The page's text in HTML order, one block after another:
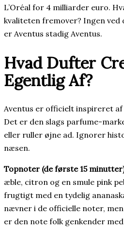
L’Oréal for 4 milliarder euro.
kvaliteten fremover? Ingen ved
er Aventus stadig Aventus.
Hvad Dufter
Egentlig Af?
Aventus er officielt inspireret
Det er den slags parfume-
eller ruller øjne ad. Ignorer
næsen.
Topnoter (de første 15
æble, citron og en smule pink
frugtigt med en tydelig
nævner i de officielle noter,
er den note folk genkender